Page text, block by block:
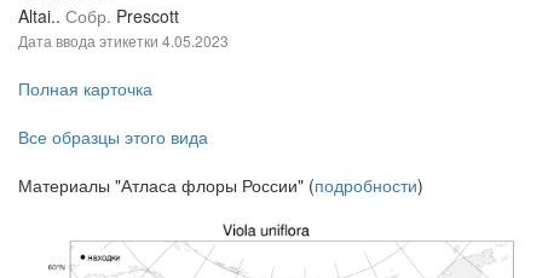
Altai.. Собр. Prescott
Дата ввода этикетки 4.05.2023
Полная карточка
Все образцы этого вида
Материалы "Атласа флоры России" (подробности)